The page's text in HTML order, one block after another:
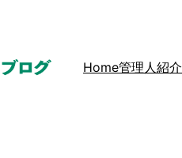
Home管理人紹介